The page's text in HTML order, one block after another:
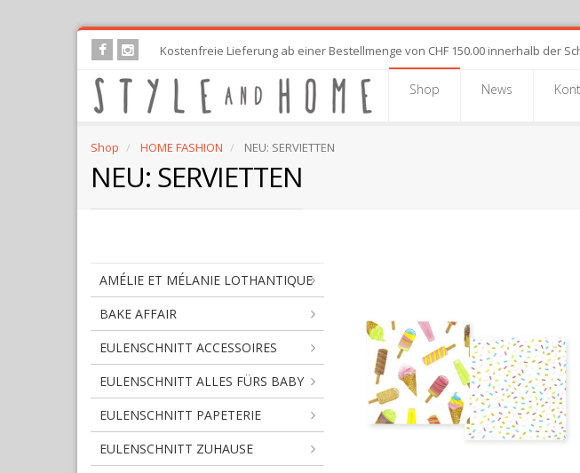
Skip
main
content
Kostenfreie Lieferung ab einer Bestellmenge von CHF 150.00 innerhalb der
Shop News
Shop HOME FASHION NEU: SERVIETTEN
NEU: SERVIETTEN
AMÉLIE ET MÉLANIE LOTHANTIQUE
BAKE AFFAIR
EULENSCHNITT ACCESSOIRES
EULENSCHNITT ALLES FÜRS BABY
EULENSCHNITT PAPETERIE
EULENSCHNITT ZUHAUSE
SERVIETTEN